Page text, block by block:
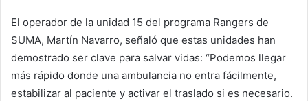
El operador de la unidad 15 del programa Rangers de
SUMA, Martín Navarro, señaló que estas unidades han
demostrado ser clave para salvar vidas: “Podemos llegar
más rápido donde una ambulancia no entra fácilmente,
estabilizar al paciente y activar el traslado si es necesario.